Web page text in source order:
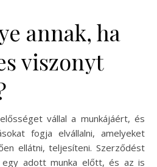
annak, ha
viszonyt
vállal a munkájáért, és
fogja elvállalni, amelyeket
ellátni, teljesíteni. Szerződést
egy adott munka előtt, és az is